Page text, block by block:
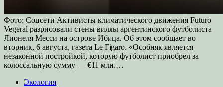
Фото: Соцсети Активисты климатического движения Futuro
Vegeral разрисовали стены виллы аргентинского футболиста
Лионеля Месси на острове Ибица. Об этом сообщает во
вторник, 6 августа, газета Le Figaro. «Особняк является
незаконной постройкой, которую футболист приобрел за
колоссальную сумму — €11 млн.…
Экология